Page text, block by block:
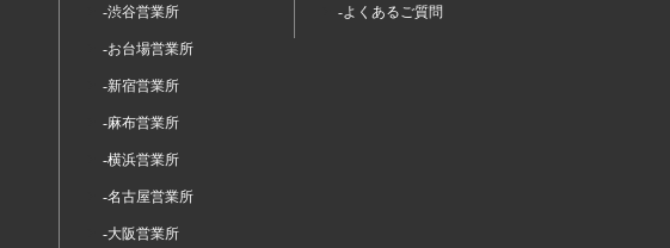
-渋谷営業所
-お台場営業所
-新宿営業所
-麻布営業所
-横浜営業所
-名古屋営業所
-大阪営業所
-よくあるご質問